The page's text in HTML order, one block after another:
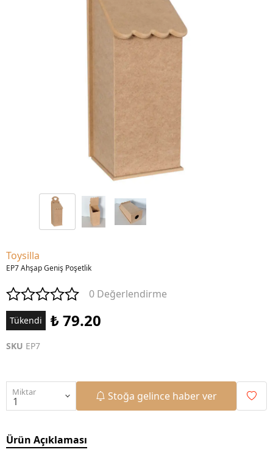
Toysilla
EP7 Ahşap Geniş Poşetlik
0 Değerlendirme
Tükendi ₺ 79.20
SKU EP7
Miktar Stoğa gelince haber ver
Ürün Açıklaması